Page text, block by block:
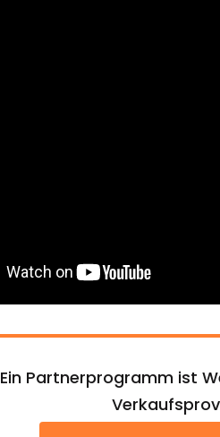
Ein Partnerprogramm ist